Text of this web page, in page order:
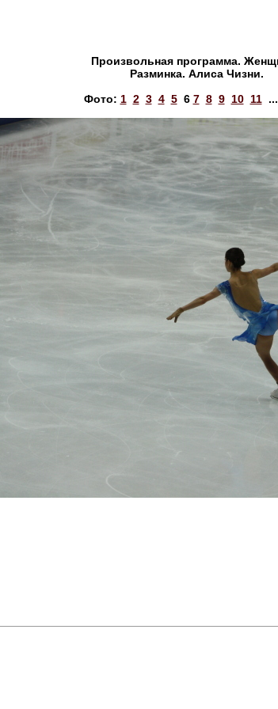
Произвольная программа.
Разминка. Алиса Чизни.
Фото: 1 2 3 4 5 6 7 8 9 10 11...